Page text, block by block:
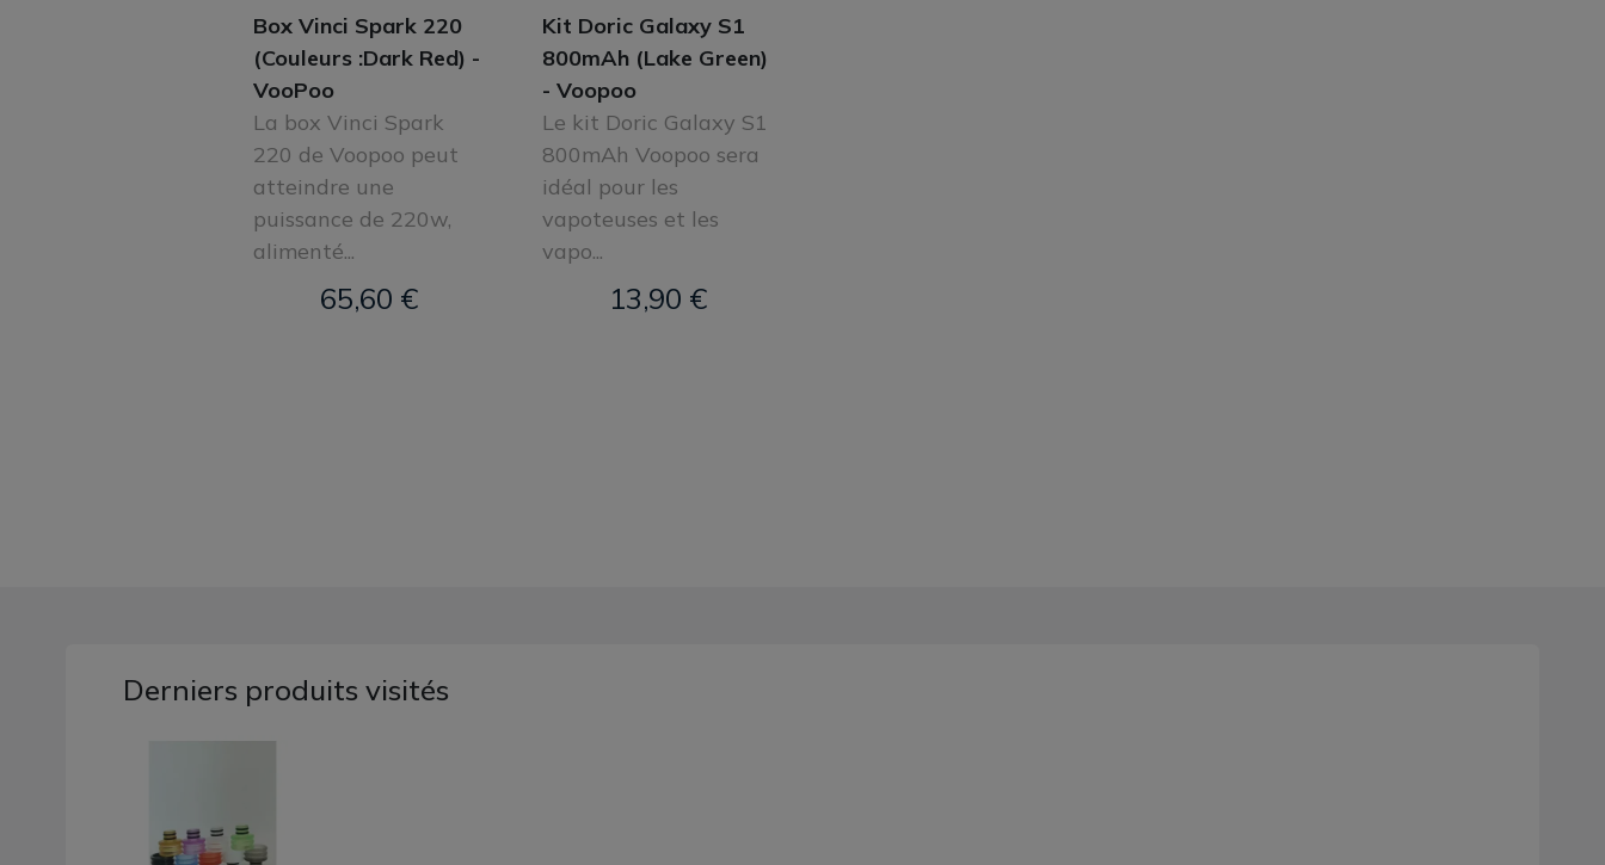
Box Vinci Spark 220
(Couleurs :Dark Red) -
VooPoo
La box Vinci Spark
220 de Voopoo peut
atteindre une
puissance de 220w,
alimenté...
65,60 €
Kit Doric Galaxy S1
800mAh (Lake Green)
- Voopoo
Le kit Doric Galaxy S1
800mAh Voopoo sera
idéal pour les
vapoteuses et les
vapo...
13,90 €
Derniers produits visités